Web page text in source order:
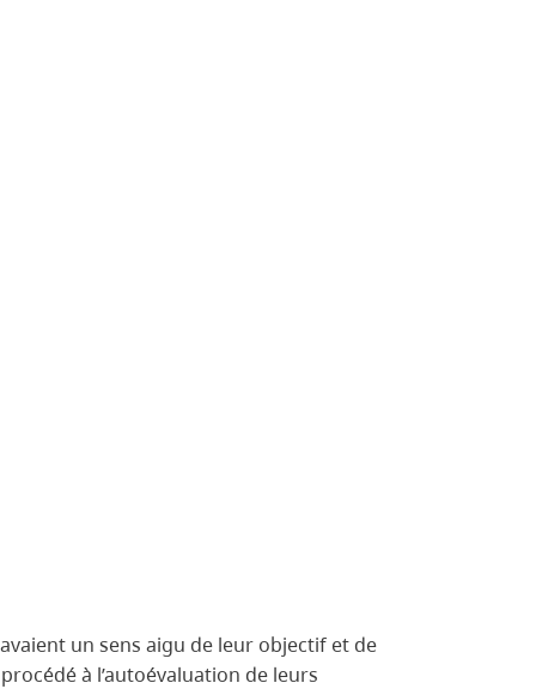
un sens aigu de leur objectif et de
à l’autoévaluation de leurs